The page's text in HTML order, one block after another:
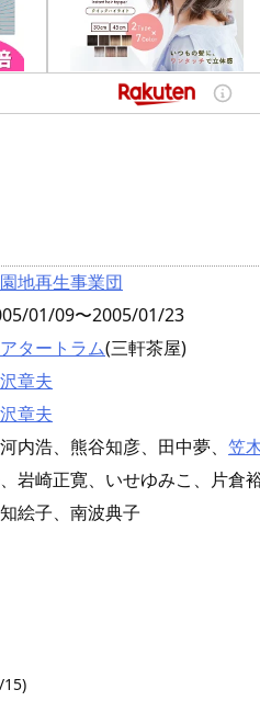
地再生事業団
01/09〜2005/01/23
タートラム(三軒茶屋)
章夫
章夫
内浩、熊谷知彦、田中夢、 笠
岩崎正寛、いせゆみこ、片倉
絵子、南波典子